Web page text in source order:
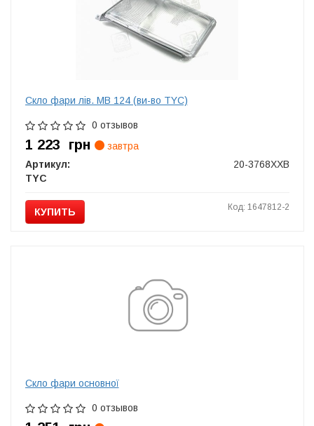
Скло фари лiв. MB 124 (ви-во TYC)
0 отзывов
1 223 грн
завтра
Артикул:
20-3768ХХВ
TYC
КУПИТЬ Код: 1647812-2
Скло фари основної
0 отзывов